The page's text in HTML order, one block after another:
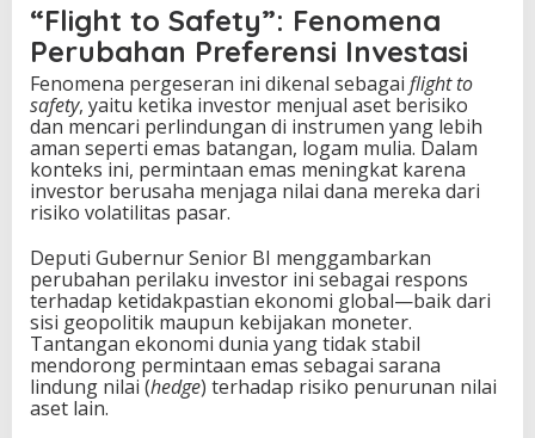
“Flight to Safety”: Fenomena
Perubahan Preferensi Investasi
Fenomena pergeseran ini dikenal sebagai flight to
safety, yaitu ketika investor menjual aset berisiko
dan mencari perlindungan di instrumen yang lebih
aman seperti emas batangan, logam mulia. Dalam
konteks ini, permintaan emas meningkat karena
investor berusaha menjaga nilai dana mereka dari
risiko volatilitas pasar.
Deputi Gubernur Senior BI menggambarkan
perubahan perilaku investor ini sebagai respons
terhadap ketidakpastian ekonomi global—baik dari
sisi geopolitik maupun kebijakan moneter.
Tantangan ekonomi dunia yang tidak stabil
mendorong permintaan emas sebagai sarana
lindung nilai (hedge) terhadap risiko penurunan nilai
aset lain.